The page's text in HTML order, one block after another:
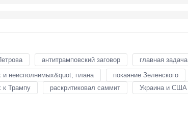
антитрамповский заговор
главная задача
и неисполнимых&quot; плана
покаяние Зеленского
к Трампу
раскритиковал саммит Украина и США